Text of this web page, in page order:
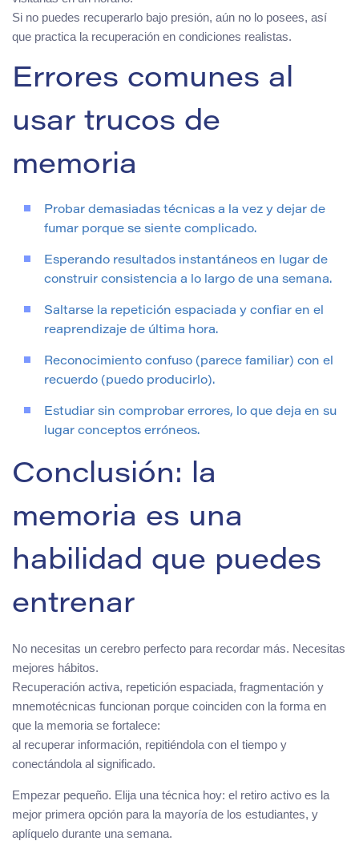
Si no puedes recuperarlo bajo presión, aún no lo posees, así
que practica la recuperación en condiciones realistas.
Errores comunes al
usar trucos de
memoria
Probar demasiadas técnicas a la vez y dejar de
fumar porque se siente complicado.
Esperando resultados instantáneos en lugar de
construir consistencia a lo largo de una semana.
Saltarse la repetición espaciada y confiar en el
reaprendizaje de última hora.
Reconocimiento confuso (parece familiar) con el
recuerdo (puedo producirlo).
Estudiar sin comprobar errores, lo que deja en su
lugar conceptos erróneos.
Conclusión: la
memoria es una
habilidad que puedes
entrenar
No necesitas un cerebro perfecto para recordar más. Necesitas
mejores hábitos.
Recuperación activa, repetición espaciada, fragmentación y
mnemotécnicas funcionan porque coinciden con la forma en
que la memoria se fortalece:
al recuperar información, repitiéndola con el tiempo y
conectándola al significado.
Empezar pequeño. Elija una técnica hoy: el retiro activo es la
mejor primera opción para la mayoría de los estudiantes, y
aplíquelo durante una semana.